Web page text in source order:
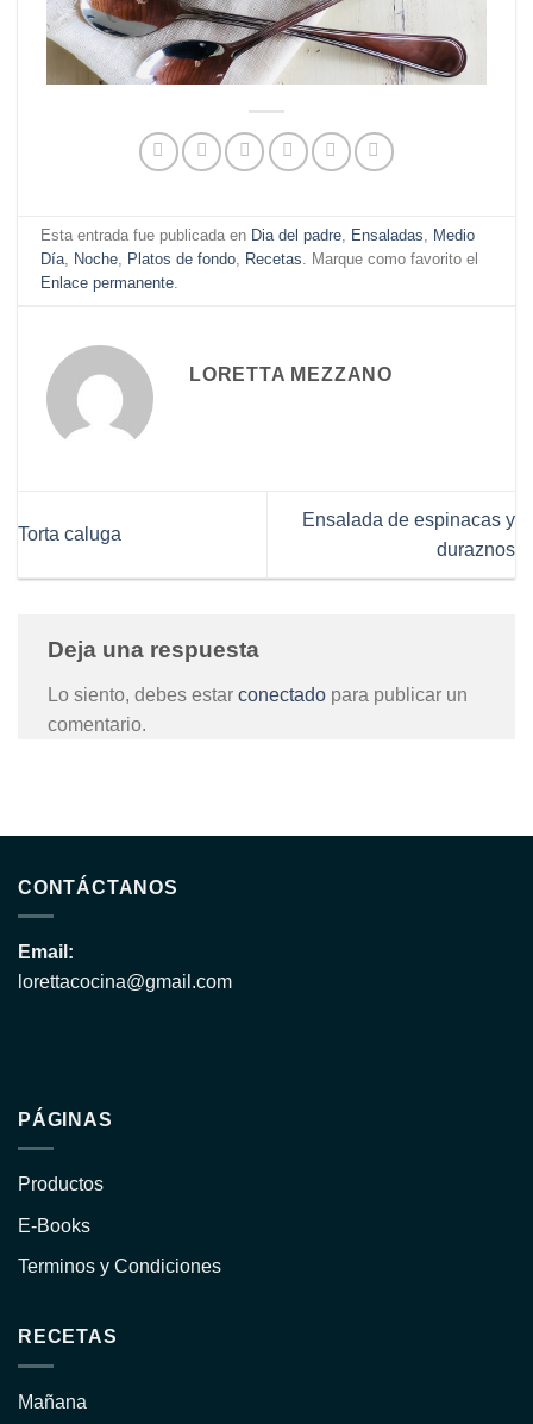
Esta entrada fue publicada en Dia del padre, Ensaladas, Medio
Día, Noche, Platos de fondo, Recetas. Marque como favorito el
Enlace permanente.
LORETTA MEZZANO
Torta caluga
Ensalada de espinacas y
duraznos
Deja una respuesta
Lo siento, debes estar conectado para publicar un
comentario.
CONTÁCTANOS
Email:
lorettacocina@gmail.com
PÁGINAS
Productos
E-Books
Terminos y Condiciones
RECETAS
Mañana